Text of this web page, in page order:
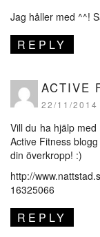
Jag håller med ^^!
REPLY
ACTIVE
22/11/2014
Vill du ha hjälp
Active Fitness
din överkropp! :)
http://
16325066
REPLY